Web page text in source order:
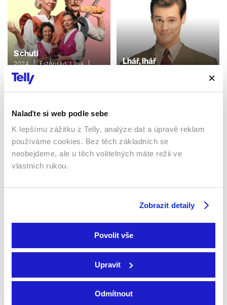
Nalaďte si web podle sebe
K lepšímu zážitku z Telly, analýze dat a úpravě reklam
používáme cookies. Bez těch základních se
neobejdeme, ale u těch volitelných máte režii ve
vlastních rukou.
Zobrazit detaily
Povolit vše
Upravit
Odmítnout
S chutí
2024 | Estonsko, Litva |
108 min
Filmy / Komedie
Lhář, lhář
Sledujte kdekoliv až na 6 zařízeních
Sledovat internetovou televizi jde odkudkoliv
po celé EU, a to až na 6 zařízeních.
Smart TV - Android, Google, Samsung, LG, VIDAA